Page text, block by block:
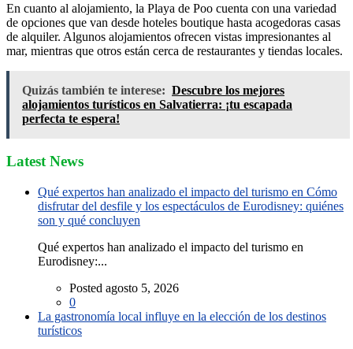
En cuanto al alojamiento, la Playa de Poo cuenta con una variedad
de opciones que van desde hoteles boutique hasta acogedoras casas
de alquiler. Algunos alojamientos ofrecen vistas impresionantes al
mar, mientras que otros están cerca de restaurantes y tiendas locales.
Quizás también te interese: Descubre los mejores
alojamientos turísticos en Salvatierra: ¡tu escapada
perfecta te espera!
Latest News
Qué expertos han analizado el impacto del turismo en Cómo
disfrutar del desfile y los espectáculos de Eurodisney: quiénes
son y qué concluyen
Qué expertos han analizado el impacto del turismo en
Eurodisney:...
Posted agosto 5, 2026
0
La gastronomía local influye en la elección de los destinos
turísticos